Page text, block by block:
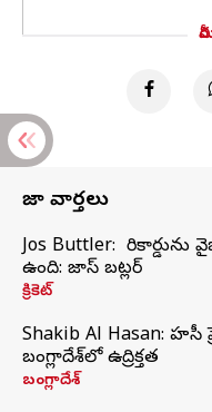
తాజా వార్తలు
Jos Buttler: నా
ఉంది: జాస్ బట్లర్
క్రికెట్
Shakib Al Hasan:
బంగ్లాదేశ్‌లో ఉద్రిక్తత
బంగ్లాదేశ్